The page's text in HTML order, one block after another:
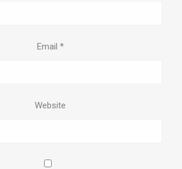
Email *
Website